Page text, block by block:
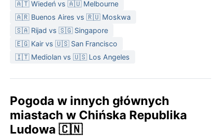
🇦🇹 Wiedeń vs 🇦🇺 Melbourne
🇦🇷 Buenos Aires vs 🇷🇺 Moskwa
🇸🇦 Rijad vs 🇸🇬 Singapore
🇪🇬 Kair vs 🇺🇸 San Francisco
🇮🇹 Mediolan vs 🇺🇸 Los Angeles
Pogoda w innych głównych
miastach w Chińska Republika
Ludowa 🇨🇳